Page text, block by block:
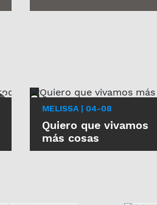
MELISSA | 04-08
Quiero que vivamos
más cosas